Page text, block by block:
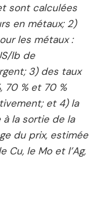
sont calculées
en métaux; 2)
les métaux :
lb de
3) des taux
70 % et 70 %
et 4) la
à la sortie de la
du prix, estimée
Cu, le Mo et l’Ag,